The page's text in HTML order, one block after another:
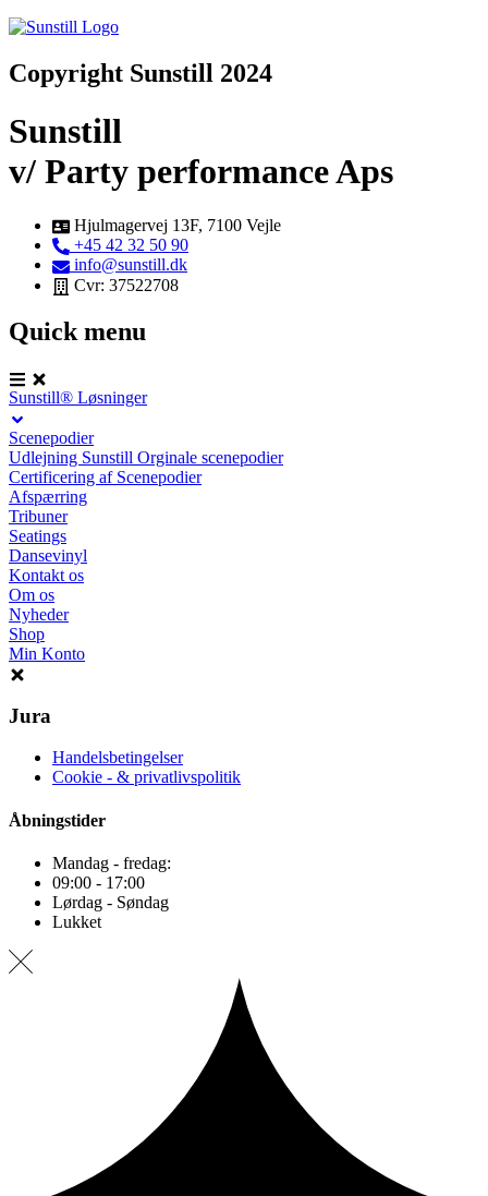
varianter.
Mulighederne
varesiden
Copyright Sunstill 2024
Sunstill
v/ Party performance Aps
Hjulmagervej 13F, 7100 Vejle
+45 42 32 50 90
info@sunstill.dk
Cvr: 37522708
Quick menu
Sunstill® Løsninger
Scenepodier
Udlejning Sunstill Orginale scenepodier
Certificering af Scenepodier
Afspærring
Tribuner
Seatings
Dansevinyl
Kontakt os
Om os
Nyheder
Shop
Min Konto
Jura
Handelsbetingelser
Cookie - & privatlivspolitik
Åbningstider
Mandag - fredag:
09:00 - 17:00
Lørdag - Søndag
Lukket